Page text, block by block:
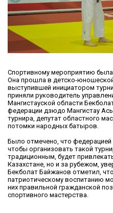
Спортивному мероприятию
Она прошла в детско-
выступившей инициатором
приняли руководитель
Мангистауской области
федерации дзюдо Мангистау
турнира, депутат областного
потомки народных батыров.
Было отмечено, что федерацией
чтобы организовать такой
традиционным, будет
Казахстане, но и за рубежом,
Бекболат Байжанов отметил,
патриотическому воспитанию
них правильной гражданской
спортивного мастерства.